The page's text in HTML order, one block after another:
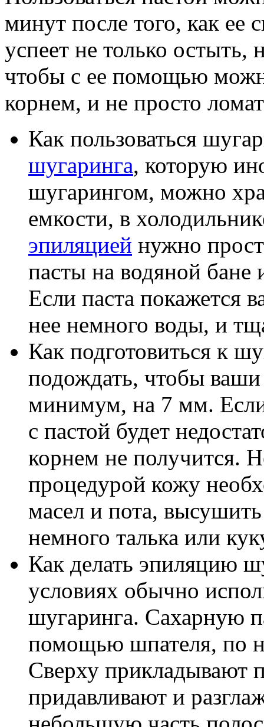
минут после того, как ее
успеет не только остыть,
чтобы с ее помощью
корнем, и не просто
Как пользоваться
шугаринга, которую
шугарингом, можно
емкости, в
эпиляцией нужно
пасты на водяной
Если паста покажется
нее немного воды, и
Как подготовиться к
подождать, чтобы
минимум, на 7 мм.
с пастой будет
корнем не получится.
процедурой кожу
масел и пота,
немного талька или
Как делать эпиляцию
условиях обычно
шугаринга. Сахарную
помощью шпателя, по
Сверху прикладывают
придавливают и